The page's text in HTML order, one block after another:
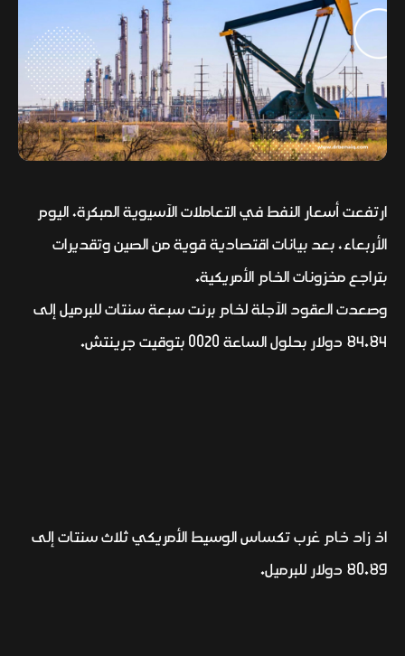
ارتفعت أسعار النفط في التعاملات الآسيوية المبكرة، اليوم
الأربعاء، بعد بيانات اقتصادية قوية من الصين وتقديرات
بتراجع مخزونات الخام الأمريكية.
وصعدت العقود الآجلة لخام برنت سبعة سنتات للبرميل إلى
84.84 دولار بحلول الساعة 0020 بتوقيت جرينتش.
اذ زاد خام غرب تكساس الوسيط الأمريكي ثلاث سنتات إلى
80.89 دولار للبرميل.